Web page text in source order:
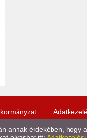
annak érdekében,